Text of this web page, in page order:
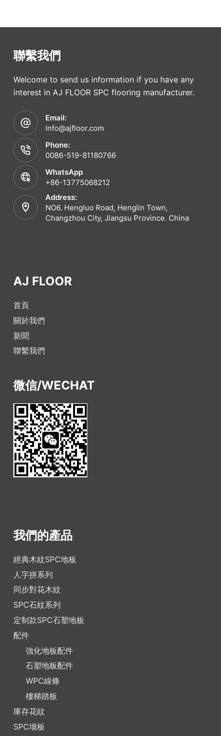
聯繫我們
Welcome to send us information if you have any
interest in AJ FLOOR SPC flooring manufacturer.
Email:
Info@ajfloor.com
Phone:
0086-519-81180766
WhatsApp
+86-13775068212
Address:
NO6. Hengluo Road, Henglin Town,
Changzhou City, Jiangsu Province. China
AJ FLOOR
首頁
關於我們
新聞
聯繫我們
微信/WECHAT
我們的產品
經典木紋SPC地板
人字拼系列
同步對花木紋
SPC石紋系列
定制款SPC石塑地板
配件
強化地板配件
石塑地板配件
WPC線條
樓梯踏板
庫存花紋
SPC墻板